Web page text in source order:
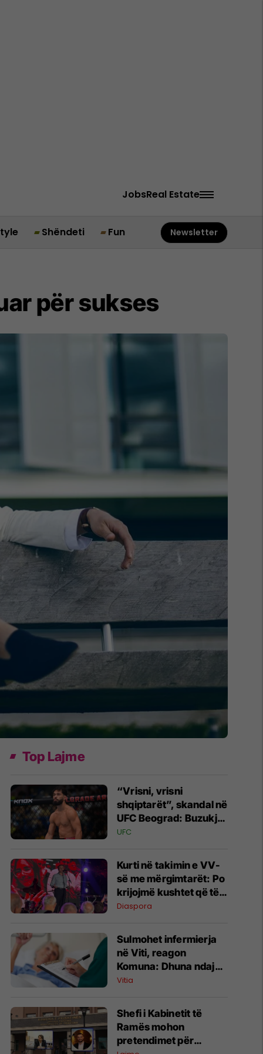
JobsReal Estate
Shëndeti Fun Newsletter
për sukses
Top Lajme
“Vrisni, vrisni
shqiptarët”, skandal në
UFC Beograd: Buzukja
u përball me thirrje
tribunat
UFC
Kurti në takimin e VV-
së me mërgimtarët: Po
krijojmë kushtet që të
ktheheni në Kosovë
Diaspora
Sulmohet infermierja
në Viti, reagon
Komuna: Dhuna ndaj
stafit shëndetësor nuk
Vitia
Shefi i Kabinetit të
Ramës mohon
pretendimet për